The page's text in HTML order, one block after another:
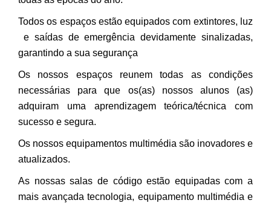
Todos os espaços estão equipados com extintores, luz
e saídas de emergência devidamente sinalizadas,
garantindo a sua segurança
Os nossos espaços reunem todas as condições
necessárias para que os(as) nossos alunos (as)
adquiram uma aprendizagem teórica/técnica com
sucesso e segura.
Os nossos equipamentos multimédia são inovadores e
atualizados.
As nossas salas de código estão equipadas com a
mais avançada tecnologia, equipamento multimédia e